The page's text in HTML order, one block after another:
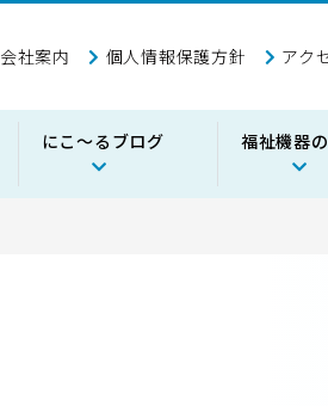
会社案内 個人情報保護方針 アク
にこ～るブログ 福祉機器